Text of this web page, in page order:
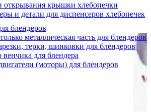
крышки хлебопечки
и детали для диспенсеров хлебопечек
блендеров
металлическая часть для блендеров
терки, шинковки для блендеров
венчика для блендера
(моторы) для блендеров